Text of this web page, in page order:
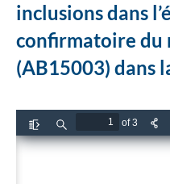
inclusions dans
confirmatoire du
(AB15003) dans